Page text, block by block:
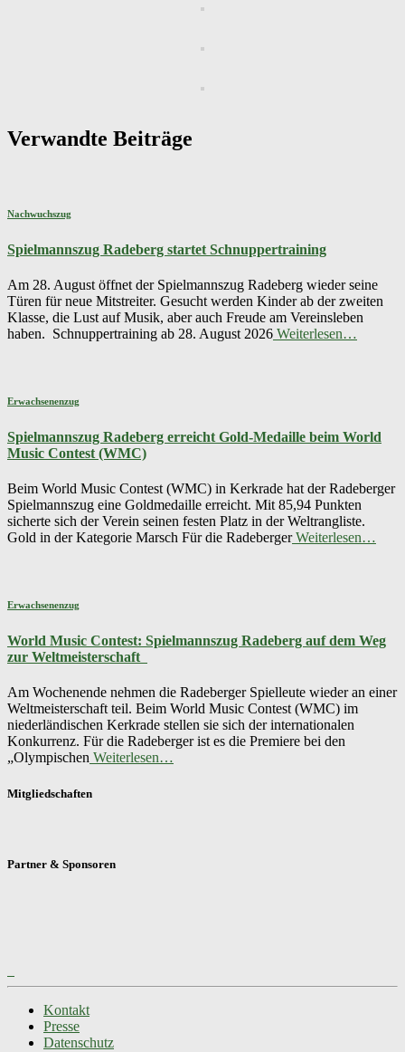
Verwandte Beiträge
Nachwuchszug
Spielmannszug Radeberg startet Schnuppertraining
Am 28. August öffnet der Spielmannszug Radeberg wieder seine
Türen für neue Mitstreiter. Gesucht werden Kinder ab der zweiten
Klasse, die Lust auf Musik, aber auch Freude am Vereinsleben
haben. Schnuppertraining ab 28. August 2026 Weiterlesen…
Erwachsenenzug
Spielmannszug Radeberg erreicht Gold-Medaille beim World
Music Contest (WMC)
Beim World Music Contest (WMC) in Kerkrade hat der Radeberger
Spielmannszug eine Goldmedaille erreicht. Mit 85,94 Punkten
sicherte sich der Verein seinen festen Platz in der Weltrangliste.
Gold in der Kategorie Marsch Für die RadebergerWeiterlesen…
Erwachsenenzug
World Music Contest: Spielmannszug Radeberg auf dem Weg
zur Weltmeisterschaft
Am Wochenende nehmen die Radeberger Spielleute wieder an einer
Weltmeisterschaft teil. Beim World Music Contest (WMC) im
niederländischen Kerkrade stellen sie sich der internationalen
Konkurrenz. Für die Radeberger ist es die Premiere bei den
„Olympischen Weiterlesen…
Mitgliedschaften
Partner & Sponsoren
Kontakt
Presse
Datenschutz